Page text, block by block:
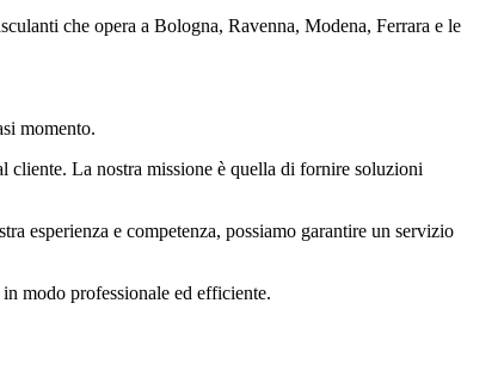
che opera a Bologna, Ravenna, Modena, Ferrara e le
momento.
cliente. La nostra missione è quella di fornire soluzioni
esperienza e competenza, possiamo garantire un servizio
modo professionale ed efficiente.